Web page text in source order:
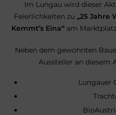
Im Lungau wird dieser
Feierlichkeiten zu „25 Jahre
Kemmt’s Eina“am
Neben dem gewohnten
Aussteller an diesem
Lungauer